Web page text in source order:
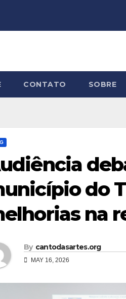
CONTATO SOBRE
do
na
By cantodasartes.org
MAY 16, 2026